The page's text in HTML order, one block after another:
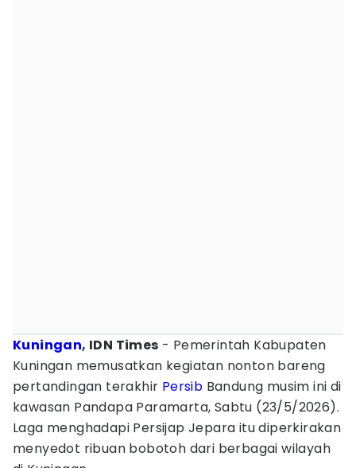
Kuningan, IDN Times - Pemerintah Kabupaten
Kuningan memusatkan kegiatan nonton bareng
pertandingan terakhir Persib Bandung musim ini di
kawasan Pandapa Paramarta, Sabtu (23/5/2026).
Laga menghadapi Persijap Jepara itu diperkirakan
menyedot ribuan bobotoh dari berbagai wilayah